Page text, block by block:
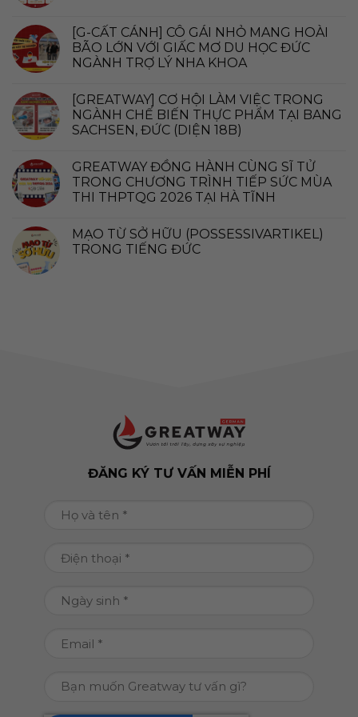
[G-CẤT CÁNH] CÔ GÁI NHỎ MANG HOÀI
BÃO LỚN VỚI GIẤC MƠ DU HỌC ĐỨC
NGÀNH TRỢ LÝ NHA KHOA
[GREATWAY] CƠ HỘI LÀM VIỆC TRONG
NGÀNH CHẾ BIẾN THỰC PHẨM TẠI BANG
SACHSEN, ĐỨC (DIỆN 18B)
GREATWAY ĐỒNG HÀNH CÙNG SĨ TỬ
TRONG CHƯƠNG TRÌNH TIẾP SỨC MÙA
THI THPTQG 2026 TẠI HÀ TĨNH
MẠO TỪ SỞ HỮU (POSSESSIVARTIKEL)
TRONG TIẾNG ĐỨC
ĐĂNG KÝ TƯ VẤN MIỄN PHÍ
DD
MM
YYYY
Bạn